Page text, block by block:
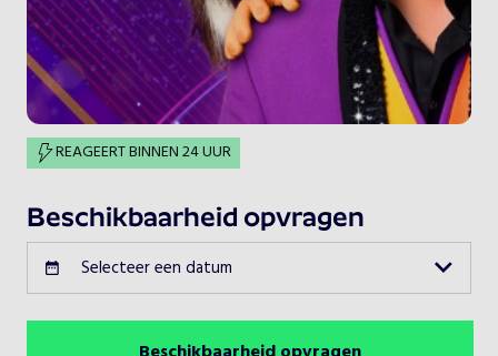
REAGEERT BINNEN 24 UUR
Beschikbaarheid opvragen
Selecteer een datum
Augustus 2026